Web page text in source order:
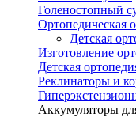
Голеностопный
Ортопедическая
Детская
Изготовление
Детская
Реклинаторы и
Аккумуляторы